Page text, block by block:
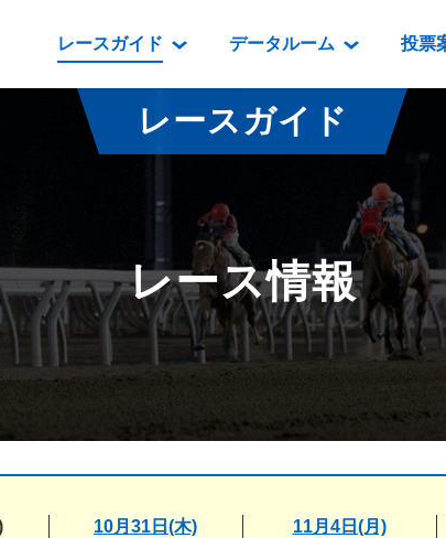
レースガイド
レース情報
払戻金一覧
騎手成績表
馬番成績表
オッズ
番
データルーム
データルーム
騎手・調教師紹介
坂路調教映像
遠征馬情報
番組編成要領
映像コンテンツ
重賞競走VTR
重賞競走参考
レースダイジェ
新馬ダイジェ
投票
門別競馬場
門別競馬場
とねっ
いずみ
ルンビ
勝馬屋
レースガイド
レース情報
10月31日(木) 11月4日(月)